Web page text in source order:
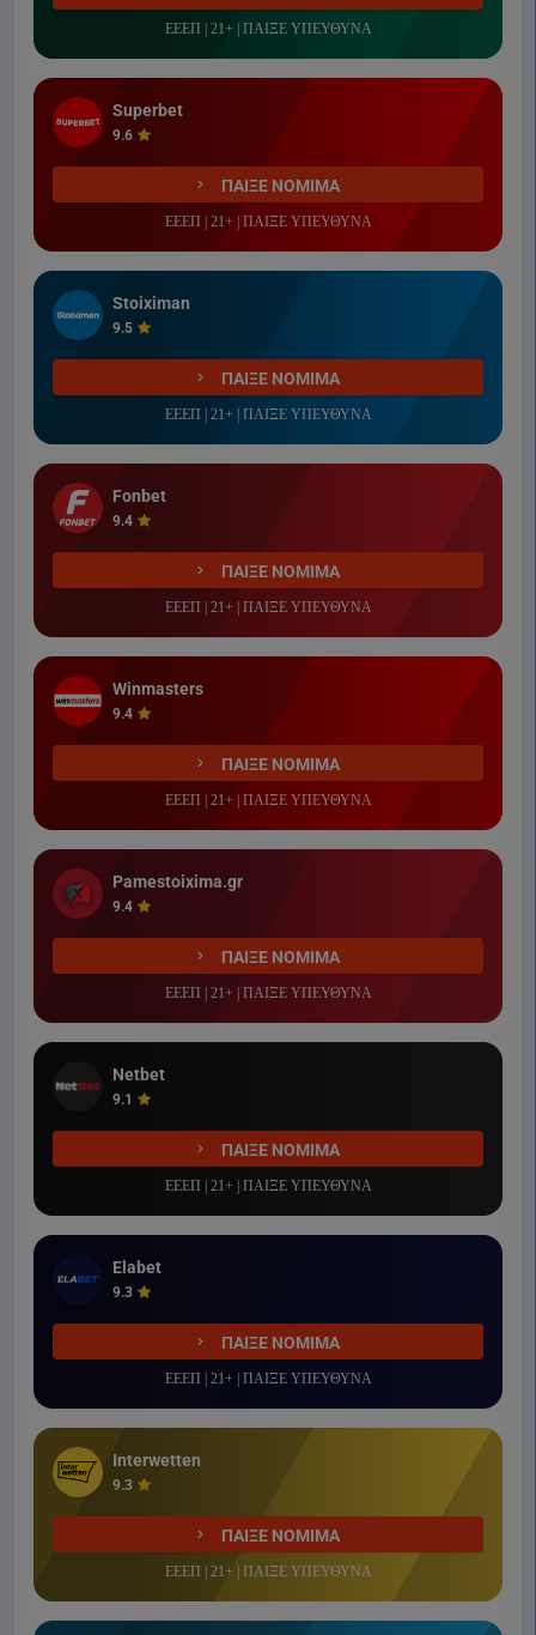
ΕΕΕΠ | 21+ | ΠΑΙΞΕ ΥΠΕΥΘΥΝΑ
Superbet
9.6
ΠΑΙΞΕ ΝΟΜΙΜΑ
ΕΕΕΠ | 21+ | ΠΑΙΞΕ ΥΠΕΥΘΥΝΑ
Stoiximan
9.5
ΠΑΙΞΕ ΝΟΜΙΜΑ
ΕΕΕΠ | 21+ | ΠΑΙΞΕ ΥΠΕΥΘΥΝΑ
Fonbet
9.4
ΠΑΙΞΕ ΝΟΜΙΜΑ
ΕΕΕΠ | 21+ | ΠΑΙΞΕ ΥΠΕΥΘΥΝΑ
Winmasters
9.4
ΠΑΙΞΕ ΝΟΜΙΜΑ
ΕΕΕΠ | 21+ | ΠΑΙΞΕ ΥΠΕΥΘΥΝΑ
Pamestoixima.gr
9.4
ΠΑΙΞΕ ΝΟΜΙΜΑ
ΕΕΕΠ | 21+ | ΠΑΙΞΕ ΥΠΕΥΘΥΝΑ
Netbet
9.1
ΠΑΙΞΕ ΝΟΜΙΜΑ
ΕΕΕΠ | 21+ | ΠΑΙΞΕ ΥΠΕΥΘΥΝΑ
Elabet
9.3
ΠΑΙΞΕ ΝΟΜΙΜΑ
ΕΕΕΠ | 21+ | ΠΑΙΞΕ ΥΠΕΥΘΥΝΑ
Interwetten
9.3
ΠΑΙΞΕ ΝΟΜΙΜΑ
ΕΕΕΠ | 21+ | ΠΑΙΞΕ ΥΠΕΥΘΥΝΑ